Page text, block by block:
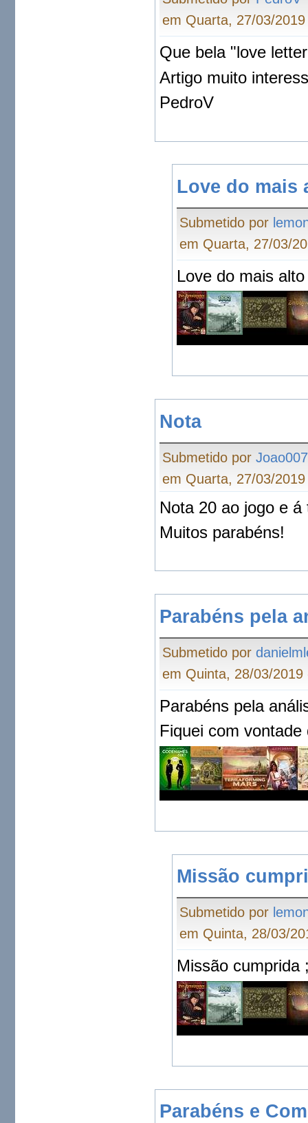
em Quarta, 27/03/
Que bela "love
Artigo muito
PedroV
Love do mais
Submetido por
em Quarta, 27/03/
Love do mais
Nota
Submetido porJoao007
em Quarta, 27/03/
Nota 20 ao jogo e
Muitos parabéns!
Parabéns pela
Submetido por
em Quinta, 28/03/2019
Parabéns pela
Fiquei com
Missão
Submetido por
em Quinta, 28/03/
Missão cumprida
Parabéns e